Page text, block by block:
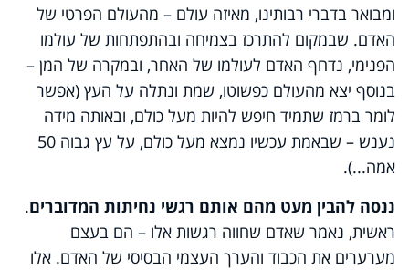
ומבואר בדברי רבותינו, מאיזה עולם – מהעולם הפרטי של
האדם. שבמקום להתרכז בצמיחה ובהתפתחות של עולמו
הפנימי, נדחף האדם לעולמו של האחר, ובמקרה של המן –
בנוסף יצא מהעולם כפשוטו, שמת ונתלה על העץ (אפשר
לומר ברמז שתמיד חיפש להיות מעל כולם, ובאותה מידה
נענש – שבאמת עכשיו נמצא מעל כולם, על עץ גבוה 50
אמה...).
ננסה להבין מעט מהם אותם רגשי נחיתות המדוברים.
ראשית, נאמר שאדם שחווה רגשות אלו – הם בעצם
מערערים את הכבוד והערך העצמי הבסיסי של האדם. אלו